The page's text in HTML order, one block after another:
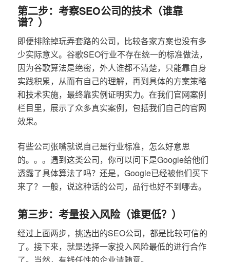
第二步：考察SEO公司的技术（谁靠
谱？）
即便排除掉玩弄套路的公司，比较各家方案也没有多
少实际意义。谷歌SEO行业不存在统一的标准做法，
因为谷歌算法是绝密，外人谁都不清楚，只能靠自身
实践积累，从而有自己的理解，再到具体的方案策略
和技术实施，最终靠实例证明实力。在我们官网案例
栏目里，展示了众多真实案例，包括我们自己的官网
效果。
有些公司张嘴就说自己是行业标准，怎么好意思
的。。。遇到这类公司，你可以问下是Google给他们
透露了具体算法了吗？还是，Google已经被他们买下
来了？一般，说这种话的公司，品行也好不到哪去。
第三步：考量投入风险（谁更低？）
经过上面两步，挑选出的SEO公司，都是比较可信的
了。接下来，就是选择一家投入风险最低的进行合作